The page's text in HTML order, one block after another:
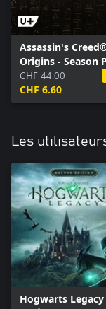
Assassin's
Origins - Season
CHF 44.00
CHF 6.60
Les
Hogwarts Legacy